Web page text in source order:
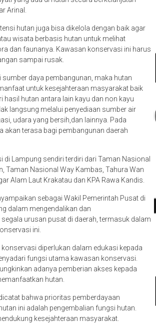
Arinal.
hutan juga bisa dikelola dengan baik agar
wisata berbasis hutan untuk melihat
dan faunanya. Kawasan konservasi ini harus
sampai rusak.
sumber daya pembangunan, maka hutan
untuk kesejahteraan masyarakat baik
hasil hutan antara lain kayu dan non kayu
langsung melalui penyediaan sumber air
udara yang bersih,dan lainnya. Pada
akan terasa bagi pembangunan daerah
di Lampung sendiri terdiri dari Taman Nasional
Taman Nasional Way Kambas, Tahura Wan
Alam Laut Krakatau dan KPA Rawa Kandis.
sebagai Wakil Pemerintah Pusat di
dalam mengendalikan dan
urusan pusat di daerah, termasuk dalam
ini.
diperlukan dalam edukasi kepada
fungsi utama kawasan konservasi.
adanya pemberian akses kepada
hutan.
bahwa prioritas pemberdayaan
ini adalah pengembalian fungsi hutan.
kesejahteraan masyarakat.